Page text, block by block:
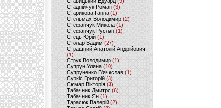
Стаднійчук Роман(3)
Старикова Ганна (1)
Стельмах Володимир(2)
Стефанчук Микола (1)
Стефанчук Руслан (1)
Стець Юрій (1)
Столар Вадим(27)
Страшний Анатолій Андрійович
(1)
Струк Володимир (1)
Супрун Уляна (10)
Супруненко В'ячеслав (1)
Суркіс Григорій (3)
Сюмар Вікторія (3)
Табачник Дмитро (6)
Табачник Ян(1)
Тарасюк Валерій (2)